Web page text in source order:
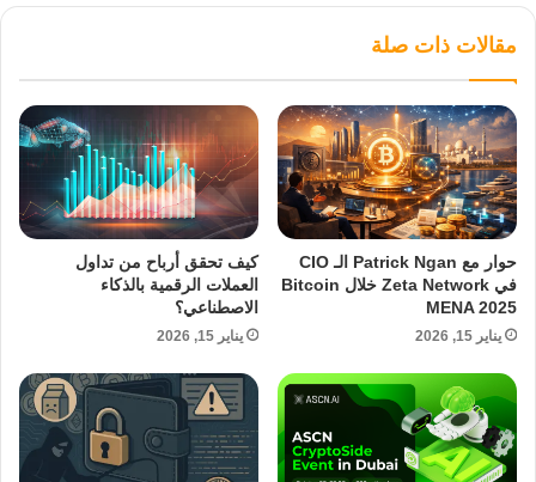
مقالات ذات صلة
حوار مع Patrick Ngan الـ CIO
في Zeta Network خلال Bitcoin
MENA 2025
يناير 15, 2026
كيف تحقق أرباح من تداول
العملات الرقمية بالذكاء
الاصطناعي؟
يناير 15, 2026